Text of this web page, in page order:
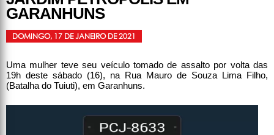
GARANHUNS
DOMINGO, 17 DE JANEIRO DE 2021
Uma mulher teve seu veículo tomado de assalto por volta das
19h deste sábado (16), na Rua Mauro de Souza Lima Filho,
(Batalha do Tuiuti), em Garanhuns.